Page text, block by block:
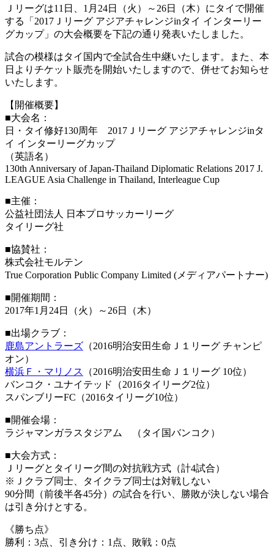
Ｊリーグは11日、1月24日（火）～26日（木）にタイで開催
する「2017Ｊリーグ アジアチャレンジinタイ インターリー
グカップ」の大会概要を下記の通り発表いたしました。
試合の模様はタイ国内で全試合生中継いたします。また、本
日よりチケット販売を開始いたしますので、併せてお知らせ
いたします。
【開催概要】
■大会名：
日・タイ修好130周年 2017Ｊリーグ アジアチャレンジinタ
イ インターリーグカップ
（英語名）
130th Anniversary of Japan-Thailand Diplomatic Relations 2017 J.
LEAGUE Asia Challenge in Thailand, Interleague Cup
■主催：
公益社団法人 日本プロサッカーリーグ
タイリーグ社
■協賛社：
株式会社モルテン
True Corporation Public Company Limited (メディアパートナー)
■開催期間：
2017年1月24日（火）～26日（木）
■出場クラブ：
鹿島アントラーズ （2016明治安田生命Ｊ１リーグ チャンピ
オン）
横浜Ｆ・マリノス
（2016明治安田生命Ｊ１リーグ 10位）
バンコク・ユナイテッド（2016タイリーグ2位）
スパンブリーFC（2016タイリーグ10位）
■開催会場：
ラジャマンガラスタジアム （タイ国バンコク）
■大会方式：
Ｊリーグとタイリーグ間の対抗戦方式（計4試合）
※Ｊクラブ同士、タイクラブ同士は対戦しない
90分間（前後半各45分）の試合を行い、勝敗が決しない場合
は引き分けとする。
《勝ち点》
勝利：3点、引き分け：1点、敗戦：0点